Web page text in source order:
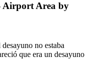
Airport Area by
no estaba
que era un desayuno